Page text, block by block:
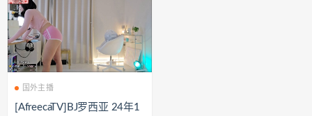
国外主播
[AfreecaTV]BJ罗西亚 24年1